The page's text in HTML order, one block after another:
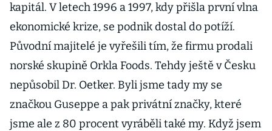
kapitál. V letech 1996 a 1997, kdy přišla první vlna
ekonomické krize, se podnik dostal do potíží.
Původní majitelé je vyřešili tím, že firmu prodali
norské skupině Orkla Foods. Tehdy ještě v Česku
nepůsobil Dr. Oetker. Byli jsme tady my se
značkou Guseppe a pak privátní značky, které
jsme ale z 80 procent vyráběli také my. Když jsem